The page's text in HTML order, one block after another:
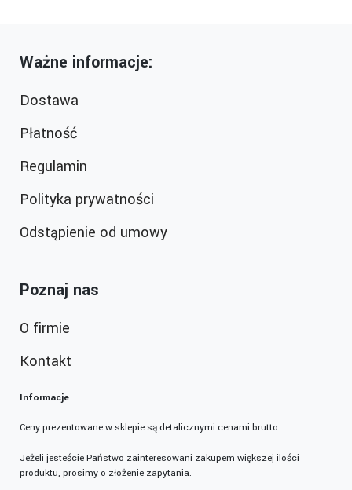
Ważne informacje:
Dostawa
Płatność
Regulamin
Polityka prywatności
Odstąpienie od umowy
Poznaj nas
O firmie
Kontakt
Informacje
Ceny prezentowane w sklepie są detalicznymi cenami brutto.
Jeżeli jesteście Państwo zainteresowani zakupem większej ilości
produktu, prosimy o złożenie zapytania.